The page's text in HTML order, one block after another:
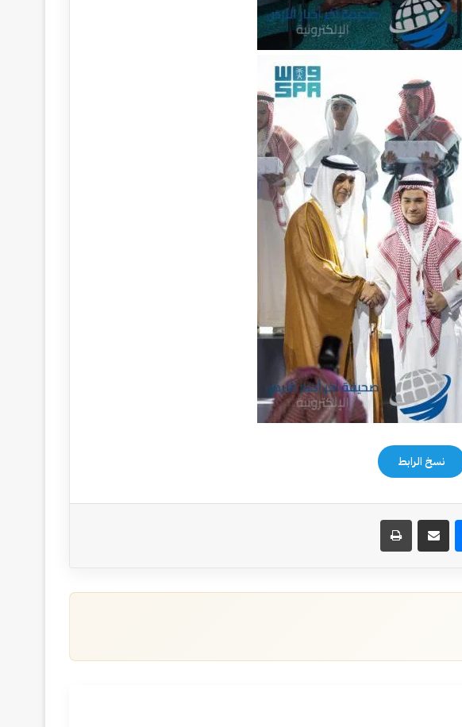
نسخ الرابط
ماسنجر مشاركة عبر البريد طباعة